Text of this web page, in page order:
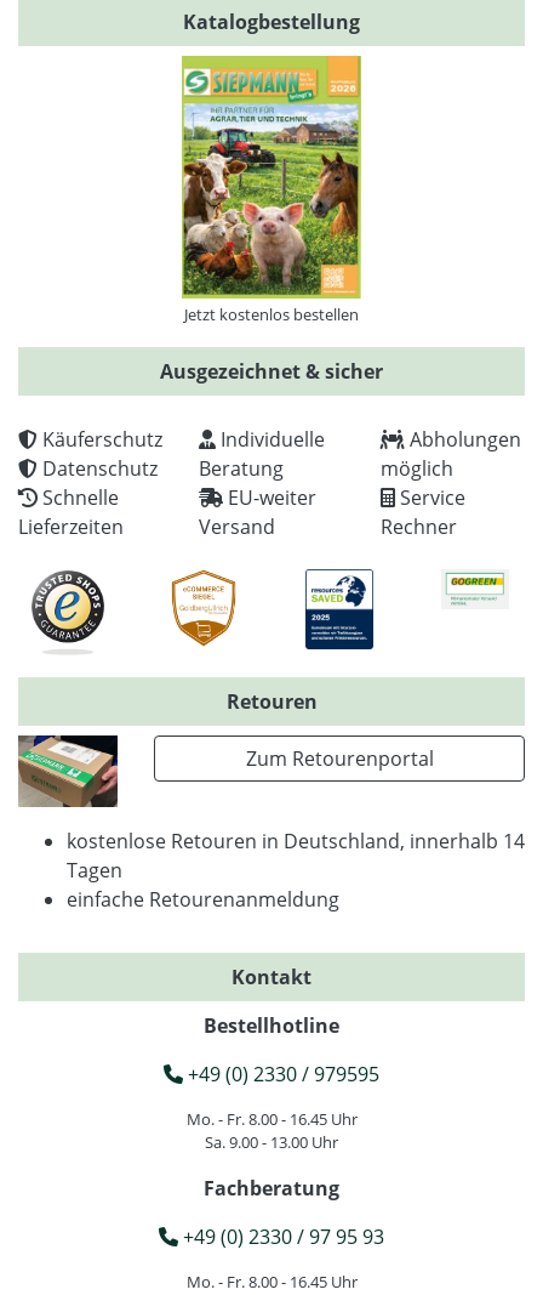
Katalogbestellung
Jetzt kostenlos bestellen
Ausgezeichnet & sicher
Käuferschutz
Datenschutz
Schnelle
Lieferzeiten
Individuelle
Beratung
EU-weiter
Versand
Abholungen
möglich
Service
Rechner
Retouren
Zum Retourenportal
kostenlose Retouren in Deutschland, innerhalb 14
Tagen
einfache Retourenanmeldung
Kontakt
Bestellhotline
+49 (0) 2330 / 979595
Mo. - Fr. 8.00 - 16.45 Uhr
Sa. 9.00 - 13.00 Uhr
Fachberatung
+49 (0) 2330 / 97 95 93
Mo. - Fr. 8.00 - 16.45 Uhr